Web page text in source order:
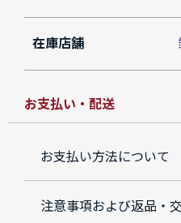
在庫店舗
お支払い・配送
お支払い方法について
注意事項および返品・